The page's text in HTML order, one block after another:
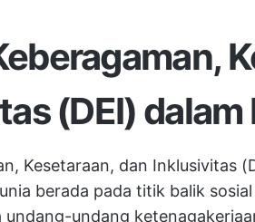
(DEI)
Kesetaraan, dan Inklusivitas
berada pada titik balik
undang-undang